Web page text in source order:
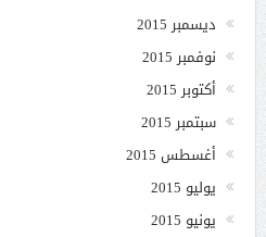
ديسمبر 2015
نوفمبر 2015
أكتوبر 2015
سبتمبر 2015
أغسطس 2015
يوليو 2015
يونيو 2015